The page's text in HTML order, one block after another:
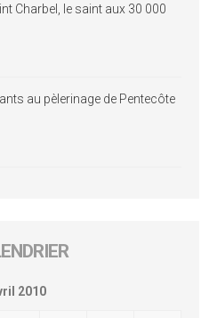
Charbel, le saint aux 30 000
au pèlerinage de Pentecôte
2010